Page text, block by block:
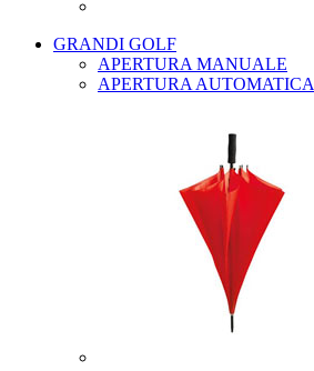
GRANDI GOLF
APERTURA MANUALE
APERTURA AUTOMATICA